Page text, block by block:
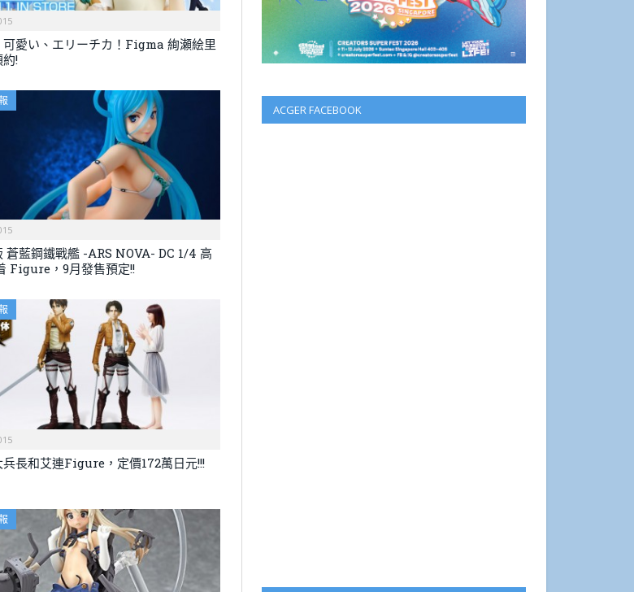
可愛い、エリーチカ！Figma 絢瀬絵里
約!
蒼藍鋼鐵戰艦 -ARS NOVA- DC 1/4 高
Figure，9月發售預定!!
兵長和艾連Figure，定價172萬日元!!!
ACGER FACEBOOK